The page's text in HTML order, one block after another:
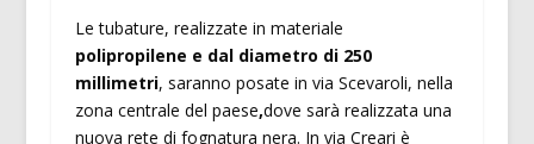
Le tubature, realizzate in materiale
polipropilene e dal diametro di 250
millimetri, saranno posate in via Scevaroli, nella
zona centrale del paese,dove sarà realizzata una
nuova rete di fognatura nera. In via Creari è